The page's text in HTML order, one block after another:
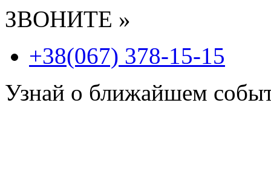
ЗВОНИТЕ »
+38(067) 378-15-15
Узнай о ближайшем